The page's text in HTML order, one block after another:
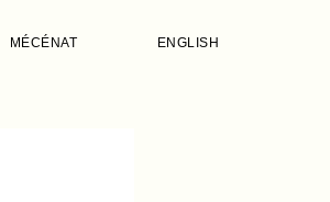
MÉCÉNAT ENGLISH